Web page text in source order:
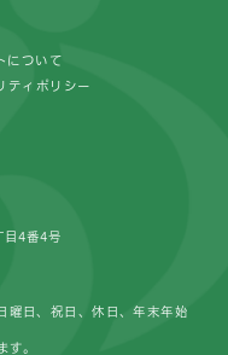
について
ティポリシー
目4番4号
曜日、祝日、休日、年末年始
す。